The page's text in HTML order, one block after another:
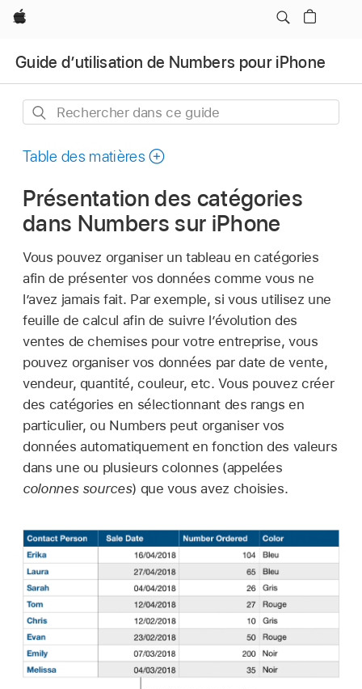
Apple
Guide d’utilisation de Numbers pour iPhone
Rechercher
ce
Table des matières
Présentation des catégories
dans Numbers sur iPhone
Vous pouvez organiser un tableau en catégories
afin de présenter vos données comme vous ne
l’avez jamais fait. Par exemple, si vous utilisez une
feuille de calcul afin de suivre l’évolution des
ventes de chemises pour votre entreprise, vous
pouvez organiser vos données par date de vente,
vendeur, quantité, couleur, etc. Vous pouvez créer
des catégories en sélectionnant des rangs en
particulier, ou Numbers peut organiser vos
données automatiquement en fonction des valeurs
dans une ou plusieurs colonnes (appelées
colonnes sources) que vous avez choisies.